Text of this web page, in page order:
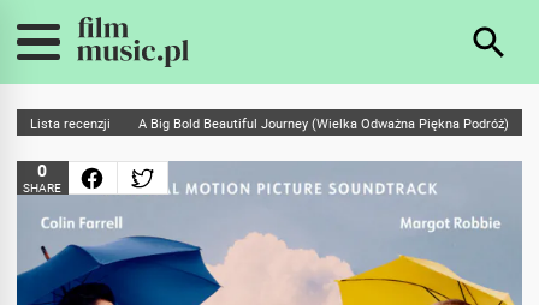
Lista recenzji A Big Bold Beautiful Journey (Wielka Odważna Piękna Podróż)
0
SHARE